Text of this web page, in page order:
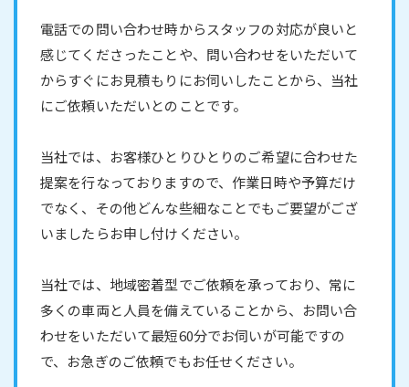
電話での問い合わせ時からスタッフの対応が良いと
感じてくださったことや、問い合わせをいただいて
からすぐにお見積もりにお伺いしたことから、当社
にご依頼いただいとのことです。
当社では、お客様ひとりひとりのご希望に合わせた
提案を行なっておりますので、作業日時や予算だけ
でなく、その他どんな些細なことでもご要望がござ
いましたらお申し付けください。
当社では、地域密着型でご依頼を承っており、常に
多くの車両と人員を備えていることから、お問い合
わせをいただいて最短60分でお伺いが可能ですの
で、お急ぎのご依頼でもお任せください。